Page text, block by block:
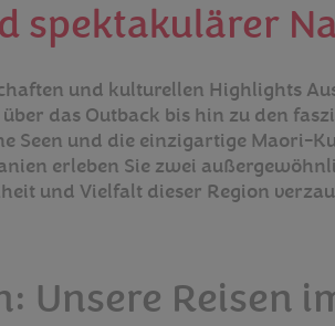
spektakulärer
und kulturellen Highlights
das Outback bis hin zu den
Seen und die einzigartige Maori-
erleben Sie zwei
und Vielfalt dieser Region
Unsere Reisen